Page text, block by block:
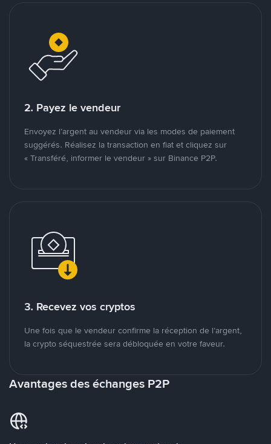
2. Payez le vendeur
Envoyez l’argent au vendeur via les modes de paiement
suggérés. Réalisez la transaction en fiat et cliquez sur
« Transféré, informer le vendeur » sur Binance P2P.
3. Recevez vos cryptos
Une fois que le vendeur confirme la réception de l’argent,
la crypto séquestrée sera débloquée en votre faveur.
Avantages des échanges P2P